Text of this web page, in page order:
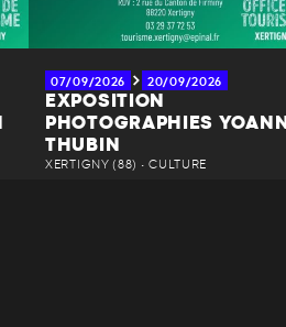
07/09/2026 20/09/2026
EXPOSITION
PHOTOGRAPHIES YOANN
THUBIN
XERTIGNY (88) • CULTURE